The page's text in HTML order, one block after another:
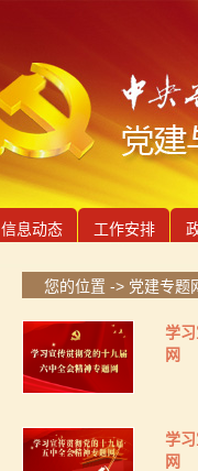
信息动态 工作安排
您的位置 -> 党建专题
学
网
学
网